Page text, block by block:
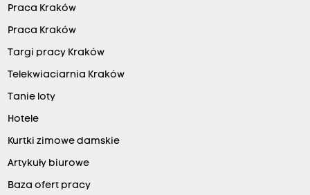
Praca Kraków
Praca Kraków
Targi pracy Kraków
Telekwiaciarnia Kraków
Tanie loty
Hotele
Kurtki zimowe damskie
Artykuły biurowe
Baza ofert pracy